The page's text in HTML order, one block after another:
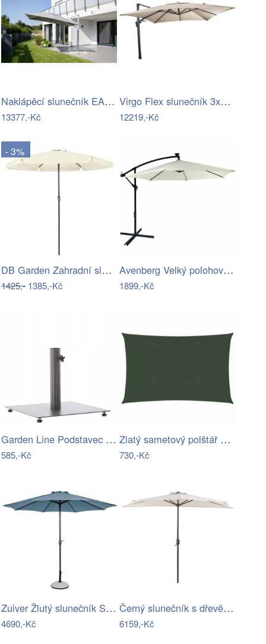
Naklápěcí slunečník EASY TURN 300x300…
13377,-Kč
Virgo Flex slunečník 3x3 m béžový
12219,-Kč
- 3%
DB Garden Zahradní slunečník Jenna…
1425,- 1385,-Kč
Avenberg Velký polohovatelný slunečník…
1899,-Kč
Garden Line Podstavec pod slunečník…
585,-Kč
Zlatý sametový polštář s pleteným lemem…
730,-Kč
Zuiver Žlutý slunečník SUNBRELLA 250 cm
4690,-Kč
Černý slunečník s dřevěnou tyčí Lorie…
6159,-Kč